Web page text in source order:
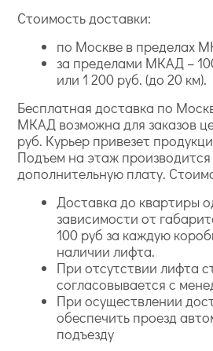
Стоимость доставки:
по Москве в пределах
за пределами МКАД –
или 1 200 руб. (до 20 км).
Бесплатная доставка по
МКАД возможна для заказов
руб. Курьер привезет
Подъем на этаж производится
дополнительную плату.
Доставка до квартиры
зависимости от
100 руб за каждую
наличии лифта.
При отсутствии лифта
согласовывается с
При осуществлении
обеспечить проезд
подъезду